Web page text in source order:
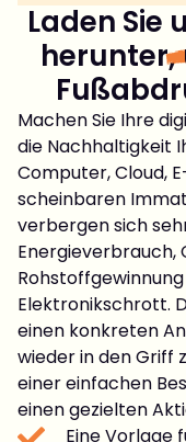
Laden Sie
herunter,
Machen Sie Ihre
die Nachhaltigkeit
Computer, Cloud,
scheinbaren
verbergen sich
Energieverbrauch,
Elektronikschrott.
einen konkreten
wieder in den Griff
einer einfachen
einen gezielten
Eine Vorlage